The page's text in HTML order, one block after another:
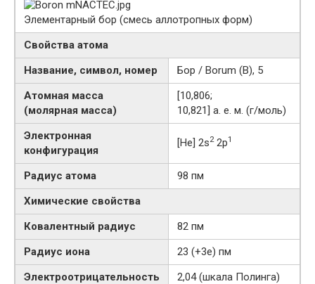
Элементарный бор (смесь аллотропных форм)
Свойства атома
Название, символ, номер
Бор / Borum (B), 5
Атомная масса
(молярная масса)
[10,806;
10,821] а. е. м. (г/моль)
Электронная
конфигурация
[He] 2s22p1
Радиус атома
98 пм
Химические свойства
Ковалентный радиус
82 пм
Радиус иона
23 (+3e) пм
Электроотрицательность
2,04 (шкала Полинга)